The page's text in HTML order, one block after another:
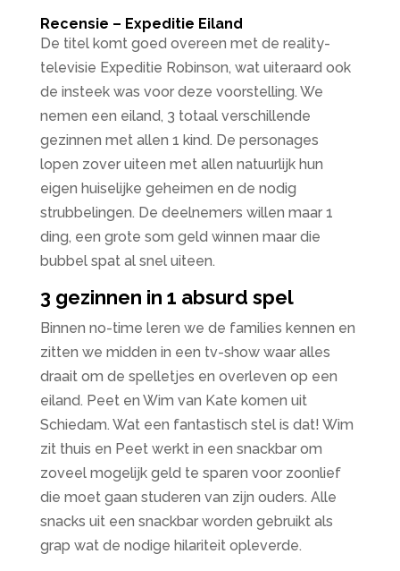
Recensie – Expeditie Eiland
De titel komt goed overeen met de reality-
televisie Expeditie Robinson, wat uiteraard ook
de insteek was voor deze voorstelling. We
nemen een eiland, 3 totaal verschillende
gezinnen met allen 1 kind. De personages
lopen zover uiteen met allen natuurlijk hun
eigen huiselijke geheimen en de nodig
strubbelingen. De deelnemers willen maar 1
ding, een grote som geld winnen maar die
bubbel spat al snel uiteen.
3 gezinnen in 1 absurd spel
Binnen no-time leren we de families kennen en
zitten we midden in een tv-show waar alles
draait om de spelletjes en overleven op een
eiland. Peet en Wim van Kate komen uit
Schiedam. Wat een fantastisch stel is dat! Wim
zit thuis en Peet werkt in een snackbar om
zoveel mogelijk geld te sparen voor zoonlief
die moet gaan studeren van zijn ouders. Alle
snacks uit een snackbar worden gebruikt als
grap wat de nodige hilariteit opleverde.